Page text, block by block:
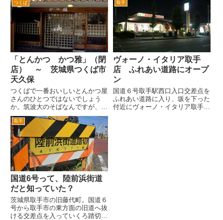
部」で11年間料理長を務めた方
がやっているお店です。 ちなみ
に三田倶楽部というのは、慶應義
塾大学の卒業生の会員組織の会
訪問したときは、たまたま店員さ
んは、若いお姉さんひとり。お客
さんは、結構いるんだが。大丈
夫...
つくば
「とんかつ かつ雅」（閉
店） ～ 茨城県つくば市
天久保
つくばで一番おいしいとんかつ屋
さんのひとつではないでしょう
か。筑波大のそばなんですが、残
念ながら閉店？移転してしまいま
した。 サラリーマン時代の会社
では、通称「低温とんかつ」と呼
ばれ２０年以上前から営業マンの
間で有名なとんかつ屋さんでし
た。...
取手
ヴォーノ・イタリア取手
店 ふれあい道路にオープ
ン
国道６号取手駅西口入口交差点を
ふれあい道路に入り、坂を下った
付近にヴォーノ・イタリア取手店
取手
国道6号って、陸前浜街道
だと知っていた？
茨城県取手市の旧藤代町。国道６
号から取手市の東方面の旧道へ抜
ける交差点を入っていくろ踏切が